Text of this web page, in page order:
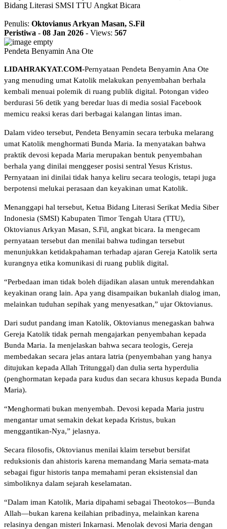
Bidang Literasi SMSI TTU Angkat Bicara
Penulis: Oktovianus Arkyan Masan, S.Fil
Peristiwa - 08 Jan 2026 - Views: 567
Pendeta Benyamin Ana Ote
LIDAHRAKYAT.COM-Pernyataan Pendeta Benyamin Ana Ote
yang menuding umat Katolik melakukan penyembahan berhala
kembali menuai polemik di ruang publik digital. Potongan video
berdurasi 56 detik yang beredar luas di media sosial Facebook
memicu reaksi keras dari berbagai kalangan lintas iman.
Dalam video tersebut, Pendeta Benyamin secara terbuka melarang
umat Katolik menghormati Bunda Maria. Ia menyatakan bahwa
praktik devosi kepada Maria merupakan bentuk penyembahan
berhala yang dinilai menggeser posisi sentral Yesus Kristus.
Pernyataan ini dinilai tidak hanya keliru secara teologis, tetapi juga
berpotensi melukai perasaan dan keyakinan umat Katolik.
Menanggapi hal tersebut, Ketua Bidang Literasi Serikat Media Siber
Indonesia (SMSI) Kabupaten Timor Tengah Utara (TTU),
Oktovianus Arkyan Masan, S.Fil, angkat bicara. Ia mengecam
pernyataan tersebut dan menilai bahwa tudingan tersebut
menunjukkan ketidakpahaman terhadap ajaran Gereja Katolik serta
kurangnya etika komunikasi di ruang publik digital.
“Perbedaan iman tidak boleh dijadikan alasan untuk merendahkan
keyakinan orang lain. Apa yang disampaikan bukanlah dialog iman,
melainkan tuduhan sepihak yang menyesatkan,” ujar Oktovianus.
Dari sudut pandang iman Katolik, Oktovianus menegaskan bahwa
Gereja Katolik tidak pernah mengajarkan penyembahan kepada
Bunda Maria. Ia menjelaskan bahwa secara teologis, Gereja
membedakan secara jelas antara latria (penyembahan yang hanya
ditujukan kepada Allah Tritunggal) dan dulia serta hyperdulia
(penghormatan kepada para kudus dan secara khusus kepada Bunda
Maria).
“Menghormati bukan menyembah. Devosi kepada Maria justru
mengantar umat semakin dekat kepada Kristus, bukan
menggantikan-Nya,” jelasnya.
Secara filosofis, Oktovianus menilai klaim tersebut bersifat
reduksionis dan ahistoris karena memandang Maria semata-mata
sebagai figur historis tanpa memahami peran eksistensial dan
simboliknya dalam sejarah keselamatan.
“Dalam iman Katolik, Maria dipahami sebagai Theotokos—Bunda
Allah—bukan karena keilahian pribadinya, melainkan karena
relasinya dengan misteri Inkarnasi. Menolak devosi Maria dengan